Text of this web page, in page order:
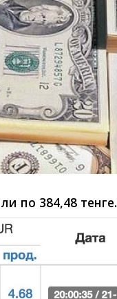
по 384,48 тенге.